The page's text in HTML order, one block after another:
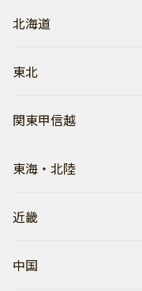
北海道
東北
関東甲信越
東海・北陸
近畿
中国